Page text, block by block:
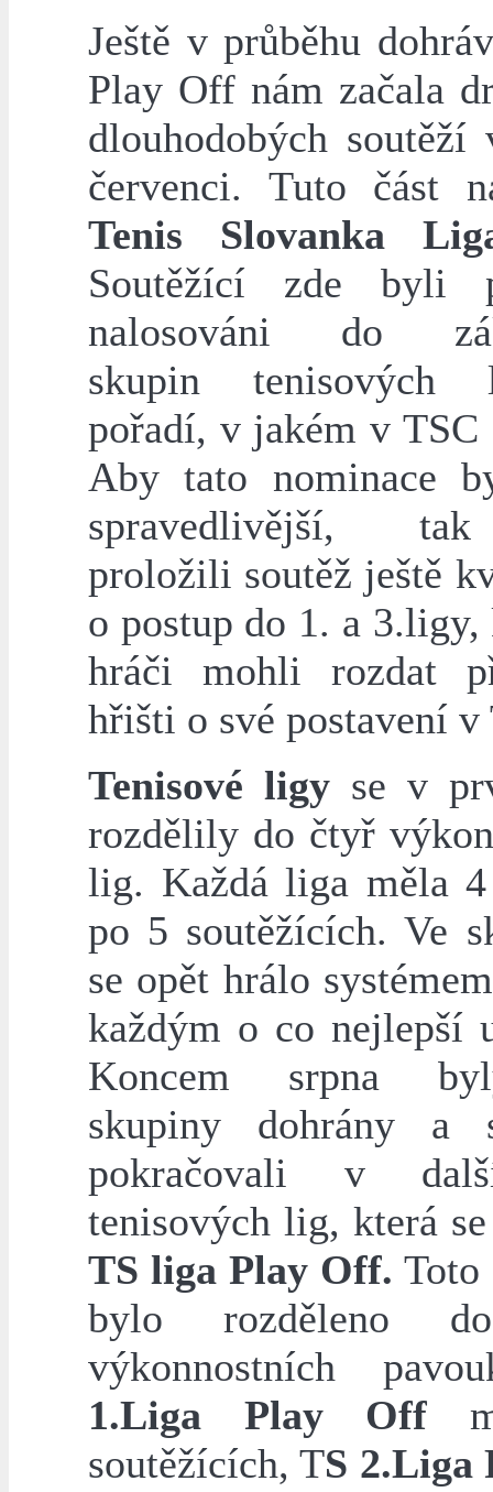
Ještě v průběhu
Play Off nám začala
dlouhodobých soutěží
červenci. Tuto část
Tenis Slovanka
Soutěžící zde byli
nalosováni do
skupin
pořadí, v jakém v
Aby tato nominace
spravedlivější,
proložili soutěž ještě
o postup do 1. a 3.ligy,
hráči mohli rozdat
hřišti o své postavení v
Tenisové ligyse v
rozdělily do čtyř
lig. Každá liga měla
po 5 soutěžících. Ve
se opět hrálo
každým o co nejlepší
Koncem srpna
skupiny dohrány a
pokračovali v
tenisových lig, která
TS liga Play Off.
bylo rozděleno
výkonnostních
1.Liga Play Off
soutěžících, TS 2.Liga